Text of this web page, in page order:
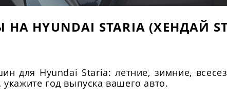
HYUNDAI STARIA (ХЕНДАЙ
для Hyundai Staria: летние, зимние,
год выпуска вашего авто.